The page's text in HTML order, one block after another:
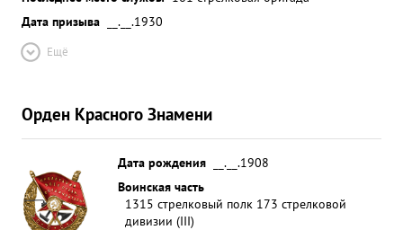
Дата призыва
__.__.1930
Ещё
Орден Красного Знамени
Дата рождения
__.__.1908
Воинская часть
1315 стрелковый полк 173 стрелковой
дивизии (III)